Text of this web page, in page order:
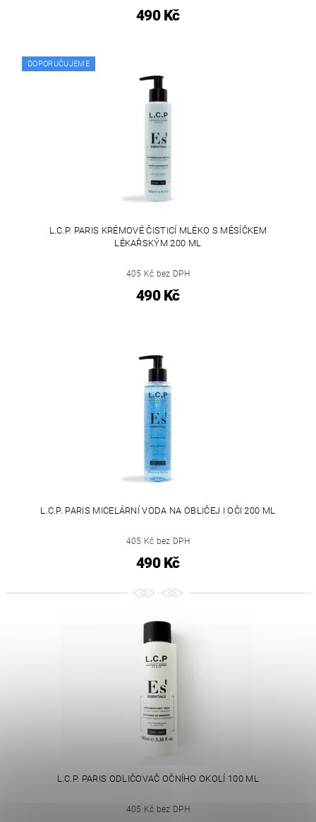
490 Kč
DOPORUČUJEME
L.C.P. PARIS KRÉMOVÉ ČISTICÍ MLÉKO S MĚSÍČKEM
LÉKAŘSKÝM 200 ML
405 Kč bez DPH
490 Kč
L.C.P. PARIS MICELÁRNÍ VODA NA OBLIČEJ I OČI 200 ML
405 Kč bez DPH
490 Kč
L.C.P. PARIS ODLIČOVAČ OČNÍHO OKOLÍ 100 ML
405 Kč bez DPH